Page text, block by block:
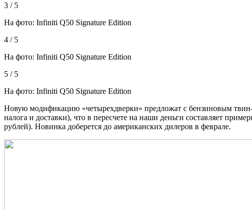
3 / 5
На фото: Infiniti Q50 Signature Edition
4 / 5
На фото: Infiniti Q50 Signature Edition
5 / 5
На фото: Infiniti Q50 Signature Edition
Новую модификацию «четырехдверки» предложат с бензиновым
налога и доставки), что в пересчете на наши деньги составляет
рублей). Новинка доберется до американских дилеров в феврале.